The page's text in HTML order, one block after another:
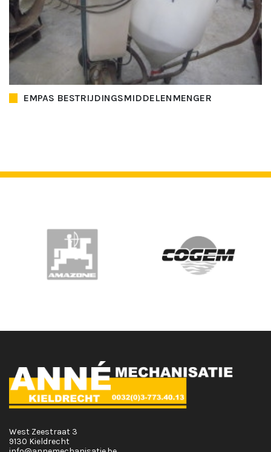
EMPAS BESTRIJDINGSMIDDELENMENGER
West Zeestraat 3
9130 Kieldrecht